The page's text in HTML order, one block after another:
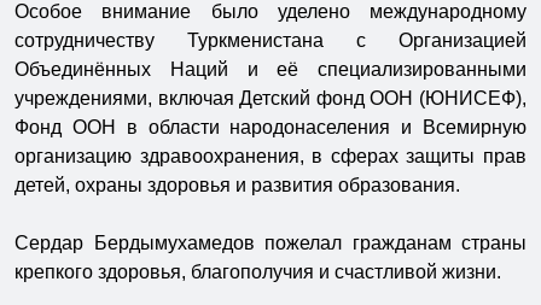
Особое внимание было уделено международному
сотрудничеству Туркменистана с Организацией
Объединённых Наций и её специализированными
учреждениями, включая Детский фонд ООН (ЮНИСЕФ),
Фонд ООН в области народонаселения и Всемирную
организацию здравоохранения, в сферах защиты прав
детей, охраны здоровья и развития образования.
Сердар Бердымухамедов пожелал гражданам страны
крепкого здоровья, благополучия и счастливой жизни.